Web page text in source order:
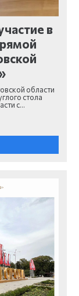
в
области
стола
с…